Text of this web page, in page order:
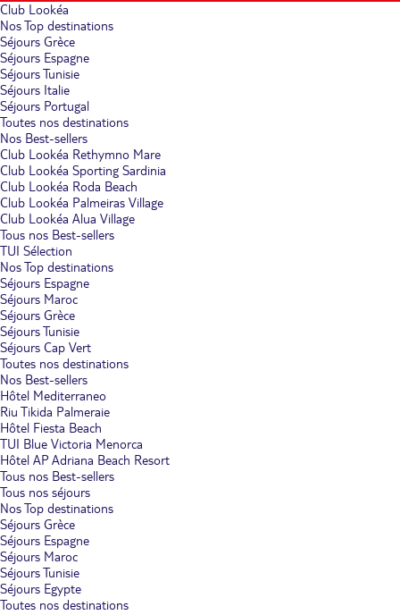
Club Lookéa
Nos Top destinations
Séjours Grèce
Séjours Espagne
Séjours Tunisie
Séjours Italie
Séjours Portugal
Toutes nos destinations
Nos Best-sellers
Club Lookéa Rethymno Mare
Club Lookéa Sporting Sardinia
Club Lookéa Roda Beach
Club Lookéa Palmeiras Village
Club Lookéa Alua Village
Tous nos Best-sellers
TUI Sélection
Nos Top destinations
Séjours Espagne
Séjours Maroc
Séjours Grèce
Séjours Tunisie
Séjours Cap Vert
Toutes nos destinations
Nos Best-sellers
Hôtel Mediterraneo
Riu Tikida Palmeraie
Hôtel Fiesta Beach
TUI Blue Victoria Menorca
Hôtel AP Adriana Beach Resort
Tous nos Best-sellers
Tous nos séjours
Nos Top destinations
Séjours Grèce
Séjours Espagne
Séjours Maroc
Séjours Tunisie
Séjours Egypte
Toutes nos destinations